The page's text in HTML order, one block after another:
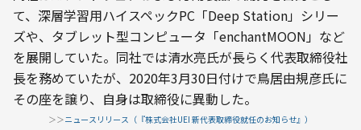
て、深層学習用ハイスペックPC「Deep Station」シリー
ズや、タブレット型コンピュータ「enchantMOON」など
を展開していた。同社では清水亮氏が長らく代表取締役社
長を務めていたが、2020年3月30日付けで鳥居由規彦氏に
その座を譲り、自身は取締役に異動した。
＞＞ニュースリリース（『株式会社UEI 新代表取締役就任のお知らせ』）